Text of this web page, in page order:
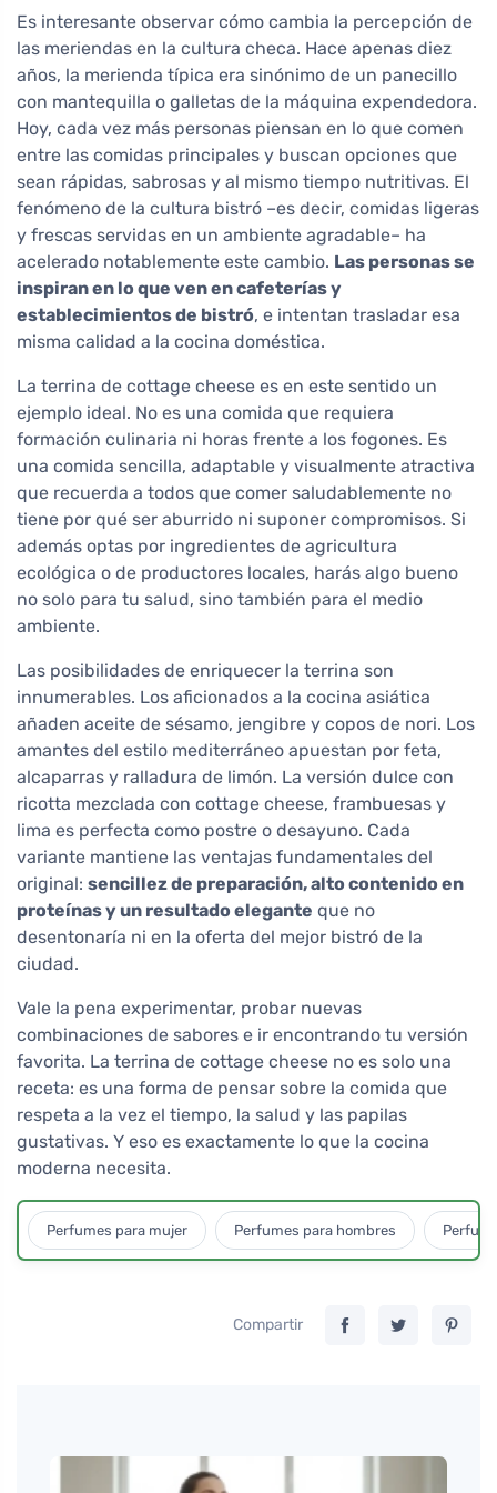
Es interesante observar cómo cambia la percepción de
las meriendas en la cultura checa. Hace apenas diez
años, la merienda típica era sinónimo de un panecillo
con mantequilla o galletas de la máquina expendedora.
Hoy, cada vez más personas piensan en lo que comen
entre las comidas principales y buscan opciones que
sean rápidas, sabrosas y al mismo tiempo nutritivas. El
fenómeno de la cultura bistró –es decir, comidas ligeras
y frescas servidas en un ambiente agradable– ha
acelerado notablemente este cambio. Las personas se
inspiran en lo que ven en cafeterías y
establecimientos de bistró, e intentan trasladar esa
misma calidad a la cocina doméstica.
La terrina de cottage cheese es en este sentido un
ejemplo ideal. No es una comida que requiera
formación culinaria ni horas frente a los fogones. Es
una comida sencilla, adaptable y visualmente atractiva
que recuerda a todos que comer saludablemente no
tiene por qué ser aburrido ni suponer compromisos. Si
además optas por ingredientes de agricultura
ecológica o de productores locales, harás algo bueno
no solo para tu salud, sino también para el medio
ambiente.
Las posibilidades de enriquecer la terrina son
innumerables. Los aficionados a la cocina asiática
añaden aceite de sésamo, jengibre y copos de nori. Los
amantes del estilo mediterráneo apuestan por feta,
alcaparras y ralladura de limón. La versión dulce con
ricotta mezclada con cottage cheese, frambuesas y
lima es perfecta como postre o desayuno. Cada
variante mantiene las ventajas fundamentales del
original: sencillez de preparación, alto contenido en
proteínas y un resultado elegante que no
desentonaría ni en la oferta del mejor bistró de la
ciudad.
Vale la pena experimentar, probar nuevas
combinaciones de sabores e ir encontrando tu versión
favorita. La terrina de cottage cheese no es solo una
receta: es una forma de pensar sobre la comida que
respeta a la vez el tiempo, la salud y las papilas
gustativas. Y eso es exactamente lo que la cocina
moderna necesita.
Perfumes para mujer Perfumes para hombres
Compartir